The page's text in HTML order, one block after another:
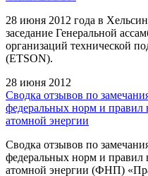
28 июня 2012 года в
заседание Генеральной
организаций технической
(ETSON).
28 июня 2012
Cводка отзывов по
федеральных норм и правил
атомной энергии
Сводка отзывов по
федеральных норм и правил
атомной энергии (ФНП)